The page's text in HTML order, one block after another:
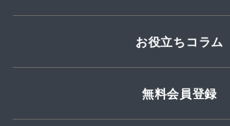
お役立ちコラム
無料会員登録